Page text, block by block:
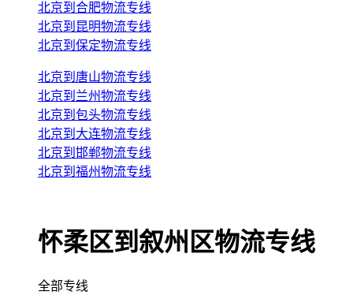
北京到合肥物流专线
北京到昆明物流专线
北京到保定物流专线
北京到唐山物流专线
北京到兰州物流专线
北京到包头物流专线
北京到大连物流专线
北京到邯郸物流专线
北京到福州物流专线
怀柔区到叙州区物流专线
全部专线